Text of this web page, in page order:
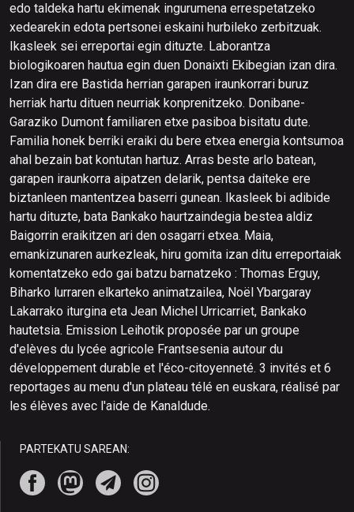
edo taldeka hartu ekimenak ingurumena errespetatzeko
xedearekin edota pertsonei eskaini hurbileko zerbitzuak.
Ikasleek sei erreportai egin dituzte. Laborantza
biologikoaren hautua egin duen Donaixti Ekibegian izan dira.
Izan dira ere Bastida herrian garapen iraunkorrari buruz
herriak hartu dituen neurriak konprenitzeko. Donibane-
Garaziko Dumont familiaren etxe pasiboa bisitatu dute.
Familia honek berriki eraiki du bere etxea energia kontsumoa
ahal bezain bat kontutan hartuz. Arras beste arlo batean,
garapen iraunkorra aipatzen delarik, pentsa daiteke ere
biztanleen mantentzea baserri gunean. Ikasleek bi adibide
hartu dituzte, bata Bankako haurtzaindegia bestea aldiz
Baigorrin eraikitzen ari den osagarri etxea. Maia,
emankizunaren aurkezleak, hiru gomita izan ditu erreportaiak
komentatzeko edo gai batzu barnatzeko : Thomas Erguy,
Biharko lurraren elkarteko animatzailea, Noël Ybargaray
Lakarrako iturgina eta Jean Michel Urricarriet, Bankako
hautetsia. Emission Leihotik proposée par un groupe
d'elèves du lycée agricole Frantsesenia autour du
développement durable et l'éco-citoyenneté. 3 invités et 6
reportages au menu d'un plateau télé en euskara, réalisé par
les élèves avec l'aide de Kanaldude.
PARTEKATU SAREAN: